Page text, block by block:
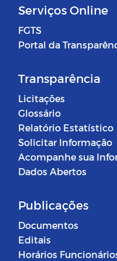
Serviços Online
FGTS
Portal da
Transparência
Licitações
Glossário
Relatório Estatístico
Solicitar Informação
Acompanhe sua
Dados Abertos
Publicações
Documentos
Editais
Horários